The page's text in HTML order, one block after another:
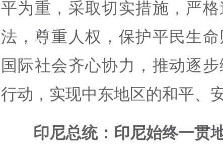
平为重，采取切实措施，严
法，尊重人权，保护平民生
国际社会齐心协力，推动逐
行动，实现中东地区的和平、
印尼总统：印尼始终一贯